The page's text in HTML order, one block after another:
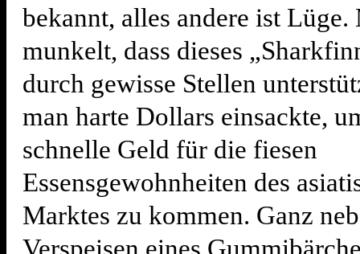
bekannt, alles andere ist Lüge.
munkelt, dass dieses
durch gewisse Stellen
man harte Dollars einsackte,
schnelle Geld für die fiesen
Essensgewohnheiten des
Marktes zu kommen. Ganz